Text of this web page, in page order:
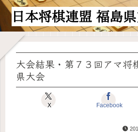
大会結果・第７３回アマ
県大会
X Facebook